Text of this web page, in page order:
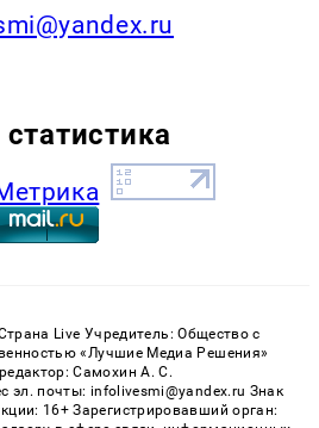
Live Учредитель: Общество с
«Лучшие Медиа Решения»
Самохин А. С.
эл. почты: infolivesmi@yandex.ru Знак
16+ Зарегистрировавший орган: